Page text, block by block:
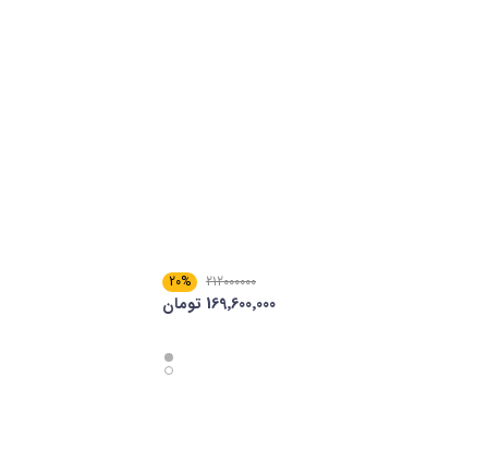
212000000
20%
169٬600٬000 تومان